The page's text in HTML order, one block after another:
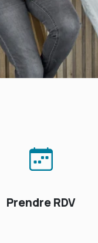
Prendre RDV